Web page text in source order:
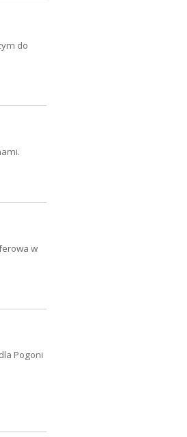
do
w
Pogoni